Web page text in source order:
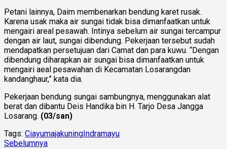
Petani lainnya, Daim membenarkan bendung karet rusak.
Karena usak maka air sungai tidak bisa dimanfaatkan untuk
mengairi areal pesawah. Intinya sebelum air sungai tercampur
dengan air laut, sungai dibendung. Pekerjaan tersebut sudah
mendapatkan persetujuan dari Camat dan para kuwu. “Dengan
dibendung diharapkan air sungai bisa dimanfaatkan untuk
mengairi aeal pesawahan di Kecamatan Losarangdan
kandanghaur,” kata dia.
Pekerjaan bendung sungai sambungnya, menggunakan alat
berat dan dibantu Deis Handika bin H. Tarjo Desa Jangga
Losarang. (03/san)
Tags: Ciayumajakuning Indramayu
Sebelumnya